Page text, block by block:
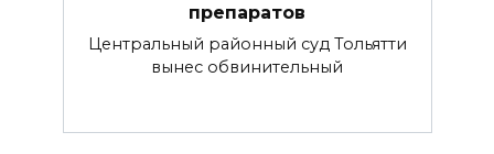
препаратов
Центральный районный суд Тольятти
вынес обвинительный